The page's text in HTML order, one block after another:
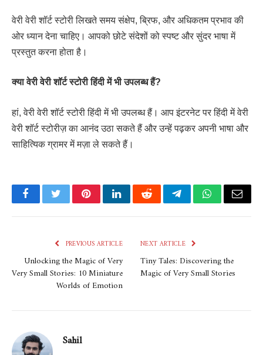
वेरी वेरी शॉर्ट स्टोरी लिखते समय संक्षेप, ब्रिफ, और अधिकतम प्रभाव की
ओर ध्यान देना चाहिए। आपको छोटे संदेशों को स्पष्ट और सुंदर भाषा में
प्रस्तुत करना होता है।
क्या वेरी वेरी शॉर्ट स्टोरी हिंदी में भी उपलब्ध हैं?
हां, वेरी वेरी शॉर्ट स्टोरी हिंदी में भी उपलब्ध हैं। आप इंटरनेट पर हिंदी में वेरी
वेरी शॉर्ट स्टोरीज़ का आनंद उठा सकते हैं और उन्हें पढ़कर अपनी भाषा और
साहित्यिक ग्रामर में मज़ा ले सकते हैं।
FacebookTwitterPinterestLinkedInRedditTelegramWhatsApp
Email
PREVIOUS ARTICLE
Unlocking the Magic of Very
Very Small Stories: 10 Miniature
Worlds of Emotion
NEXT ARTICLE
Tiny Tales: Discovering the
Magic of Very Small Stories
Sahil